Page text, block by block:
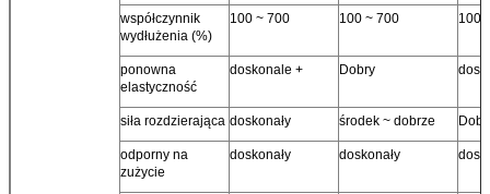
współczynnik
wydłużenia (%)
100 ~ 700 100 ~ 700 100
ponowna
elastyczność
doskonale + Dobry
siła rozdzierająca doskonały środek ~ dobrze
odporny na
zużycie
doskonały doskonały